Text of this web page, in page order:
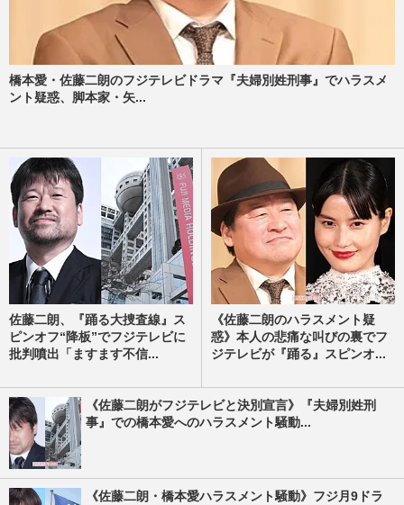
橋本愛・佐藤二朗のフジテレビドラマ『夫婦別姓刑事』でハラスメ
ント疑惑、脚本家・矢...
佐藤二朗、『踊る大捜査線』ス
ピンオフ“降板”でフジテレビに
批判噴出「ますます不信...
《佐藤二朗のハラスメント疑
惑》本人の悲痛な叫びの裏でフ
ジテレビが『踊る』スピンオ...
《佐藤二朗がフジテレビと決別宣言》『夫婦別姓刑
事』での橋本愛へのハラスメント騒動...
《佐藤二朗・橋本愛ハラスメント騒動》フジ月9ドラ